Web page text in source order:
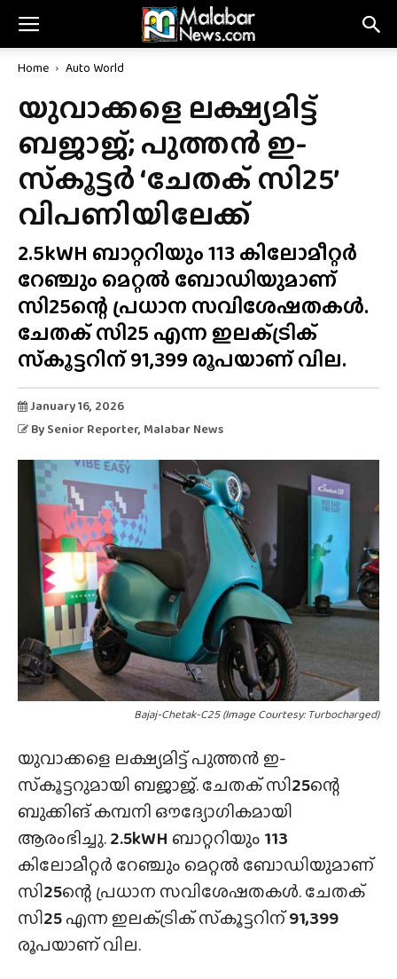
Home Auto World
യുവാക്കളെ ലക്ഷ്യമിട്ട്
ബജാജ്; പുത്തൻ ഇ-
സ്‌കൂട്ടർ ‘ചേതക് സി25’
വിപണിയിലേക്ക്
2.5kWH ബാറ്ററിയും 113 കിലോമീറ്റർ
റേഞ്ചും മെറ്റൽ ബോഡിയുമാണ്
സി25ന്റെ പ്രധാന സവിശേഷതകൾ.
ചേതക് സി25 എന്ന ഇലക്‌ട്രിക്
സ്‌കൂട്ടറിന് 91,399 രൂപയാണ് വില.
January 16, 2026
By Senior Reporter, Malabar News
Bajaj-Chetak-C25 (Image Courtesy: Turbocharged)
യുവാക്കളെ ലക്ഷ്യമിട്ട് പുത്തൻ ഇ-
സ്‌കൂട്ടറുമായി ബജാജ്. ചേതക് സി25ന്റെ
ബുക്കിങ് കമ്പനി ഔദ്യോഗികമായി
ആരംഭിച്ചു.2.5kWH ബാറ്ററിയും 113
കിലോമീറ്റർ റേഞ്ചും മെറ്റൽ ബോഡിയുമാണ്
സി25ന്റെ പ്രധാന സവിശേഷതകൾ. ചേതക്
സി25എന്ന ഇലക്‌ട്രിക് സ്‌കൂട്ടറിന്91,399
രൂപയാണ് വില.